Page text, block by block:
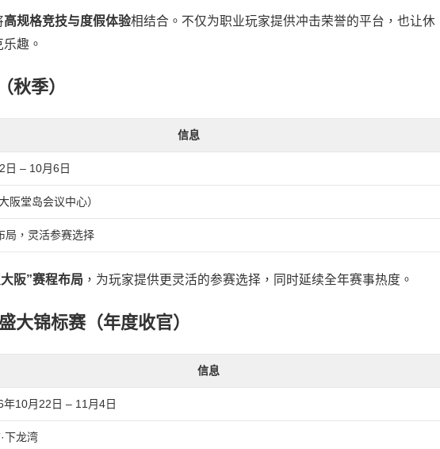
高规格竞技与度假体验相结合。不仅为职业玩家提供冲击荣誉的平台，也让休
趣。
秋季）
信息
日 – 10月6日
阪堂岛会议中心）
局，灵活参赛选择
阪”赛程布局 ，为玩家提供更灵活的参赛选择，同时延续全年赛事热度。
大锦标赛（年度收官）
信息
年10月22日 – 11月4日
下龙湾